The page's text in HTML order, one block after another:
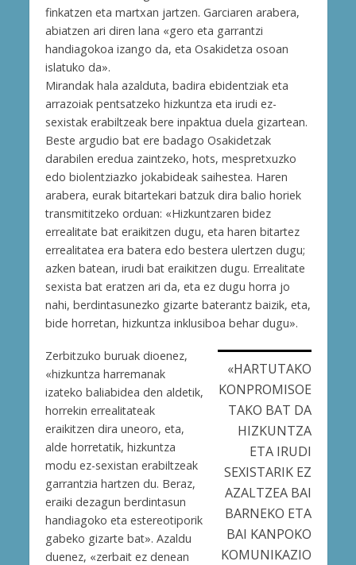
finkatzen eta martxan jartzen. Garciaren arabera,
abiatzen ari diren lana «gero eta garrantzi
handiagokoa izango da, eta Osakidetza osoan
islatuko da».
Mirandak hala azalduta, badira ebidentziak eta
arrazoiak pentsatzeko hizkuntza eta irudi ez-
sexistak erabiltzeak bere inpaktua duela gizartean.
Beste argudio bat ere badago Osakidetzak
darabilen eredua zaintzeko, hots, mespretxuzko
edo biolentziazko jokabideak saihestea. Haren
arabera, eurak bitartekari batzuk dira balio horiek
transmititzeko orduan: «Hizkuntzaren bidez
errealitate bat eraikitzen dugu, eta haren bitartez
errealitatea era batera edo bestera ulertzen dugu;
azken batean, irudi bat eraikitzen dugu. Errealitate
sexista bat eratzen ari da, eta ez dugu horra jo
nahi, berdintasunezko gizarte baterantz baizik, eta,
bide horretan, hizkuntza inklusiboa behar dugu».
«HARTUTAKO
KONPROMISOE
TAKO BAT DA
HIZKUNTZA
ETA IRUDI
SEXISTARIK EZ
AZALTZEA BAI
BARNEKO ETA
BAI KANPOKO
KOMUNIKAZIO
Zerbitzuko buruak dioenez,
«hizkuntza harremanak
izateko baliabidea den aldetik,
horrekin errealitateak
eraikitzen dira uneoro, eta,
alde horretatik, hizkuntza
modu ez-sexistan erabiltzeak
garrantzia hartzen du. Beraz,
eraiki dezagun berdintasun
handiagoko eta estereotiporik
gabeko gizarte bat». Azaldu
duenez, «zerbait ez denean